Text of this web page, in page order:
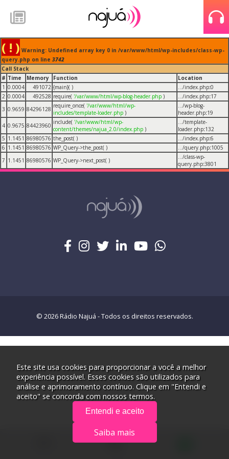
( ! ) Warning: Undefined array key 0 in /var/www/html/wp-includes/class-wp-
query.php on line 3742
Call Stack
# Time Memory Function
Location
1 0.0004 491072 {main}( ) .../index.php:0
2 0.0004 492528 require( '/var/www/html/wp-blog-header.php ) .../index.php:17
3 0.9659 84296128 require_once( '/var/www/html/wp-
includes/template-loader.php )
.../wp-blog-
header.php:19
4 0.9675 84423960 include( '/var/www/html/wp-
content/themes/najua_2.0/index.php )
.../template-
loader.php:132
5 1.1451 86980576 the_post( ) .../index.php:6
6 1.1451 86980576 WP_Query->the_post( ) .../query.php:1005
7 1.1451 86980576 WP_Query->next_post( )
.../class-wp-
query.php:3801
© 2026 Rádio Najuá - Todos os direitos reservados.
Este site usa cookies para proporcionar a você a melhor
experiência possível. Esses cookies são utilizados para
análise e aprimoramento contínuo. Clique em "Entendi e
aceito" se concorda com nossos termos.
Entendi e aceito
Saiba mais